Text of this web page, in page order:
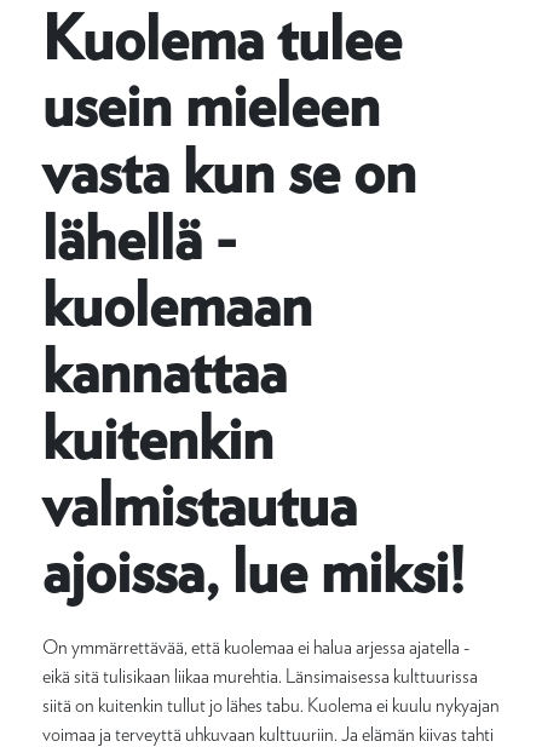
Kuolema tulee
usein mieleen
vasta kun se on
lähellä -
kuolemaan
kannattaa
kuitenkin
valmistautua
ajoissa, lue miksi!
On ymmärrettävää, että kuolemaa ei halua arjessa ajatella -
eikä sitä tulisikaan liikaa murehtia. Länsimaisessa kulttuurissa
siitä on kuitenkin tullut jo lähes tabu. Kuolema ei kuulu nykyajan
voimaa ja terveyttä uhkuvaan kulttuuriin. Ja elämän kiivas tahti